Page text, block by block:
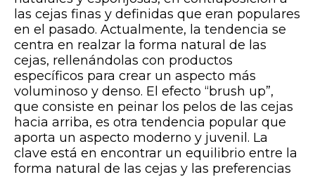
las cejas finas y definidas que eran populares
en el pasado. Actualmente, la tendencia se
centra en realzar la forma natural de las
cejas, rellenándolas con productos
específicos para crear un aspecto más
voluminoso y denso. El efecto “brush up”,
que consiste en peinar los pelos de las cejas
hacia arriba, es otra tendencia popular que
aporta un aspecto moderno y juvenil. La
clave está en encontrar un equilibrio entre la
forma natural de las cejas y las preferencias